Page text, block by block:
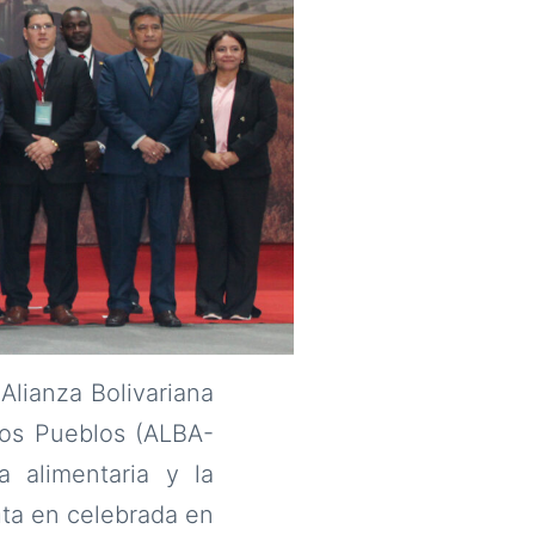
AgroAlba
Bolivariana
Pueblos (ALBA-
alimentaria y la
en celebrada en